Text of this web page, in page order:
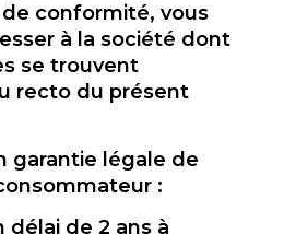
conformité, vous
à la société dont
se trouvent
recto du présent
garantie légale de
:
délai de 2 ans à